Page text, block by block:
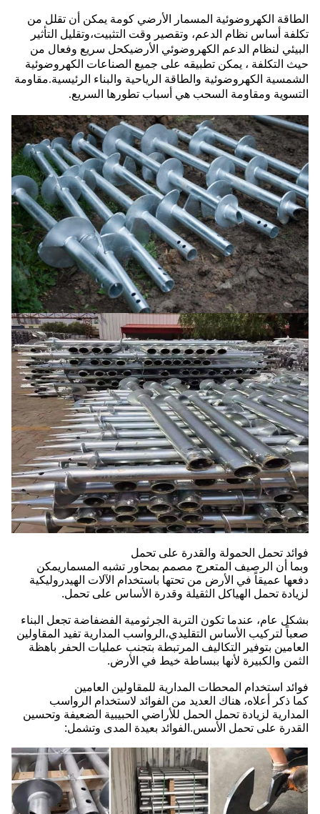
الطاقة الكهروضوئية المسمار الأرضي كومة يمكن أن تقلل من
تكلفة أساس نظام الدعم، وتقصير وقت التثبيت،وتقليل التأثير
البيئي لنظام الدعم الكهروضوئي الأرضيكحل سريع وفعال من
حيث التكلفة ، يمكن تطبيقه على جميع الصناعات الكهروضوئية
الشمسية الكهروضوئية والطاقة الرياحية والبناء الرئيسية.مقاومة
التسوية ومقاومة السحب هي أسباب تطورها السريع.
فوائد تحمل الحمولة والقدرة على تحمل
وبما أن الرصيف المتعرج مصمم بمحاور تشبه المسماريمكن
دفعها عميقاً في الأرض من تحتها باستخدام الآلات الهيدروليكية
لزيادة تحمل الهياكل الثقيلة وقدرة الأساس على تحمل.
بشكل عام، عندما تكون التربة الجرثومية الفضفاضة تجعل البناء
صعباً لتركيب الأساس التقليدي،الرواسب المدارية تفيد المقاولين
العامين بتوفير التكاليف المرتبطة بتجنب عمليات الحفر باهظة
الثمن والكبيرة لأنها ببساطة خيط في الأرض.
فوائد استخدام المحطات المدارية للمقاولين العامين
كما ذكر أعلاه، هناك العديد من الفوائد لاستخدام الرواسب
المدارية لزيادة تحمل الحمل للأراضي الحبيبية الضعيفة وتحسين
القدرة على تحمل الأسس.الفوائد بعيدة المدى وتشمل: